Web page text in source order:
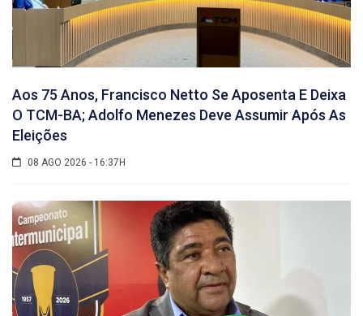
Aos 75 Anos, Francisco Netto Se Aposenta E Deixa
O TCM-BA; Adolfo Menezes Deve Assumir Após As
Eleições
08 AGO 2026 - 16:37H